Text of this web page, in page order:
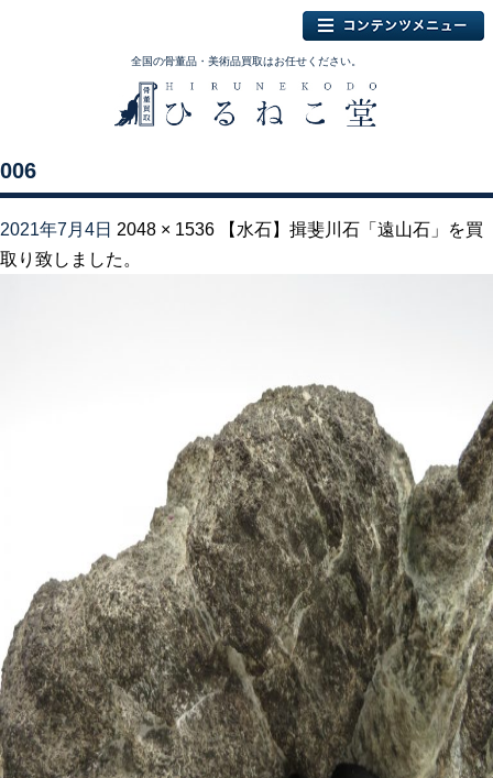
全国の骨董品・美術品買取はお任せください。
006
2021年7月4日 2048 × 1536
【水石】揖斐川石「遠山石」を買
取り致しました。